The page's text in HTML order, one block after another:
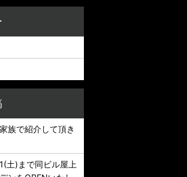
族で紹介して頂き
土)まで同ビル屋上